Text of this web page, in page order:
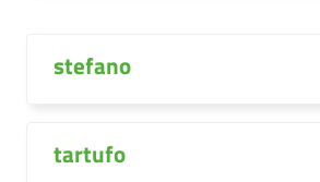
stefano
tartufo